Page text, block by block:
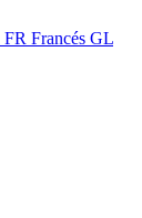
FR Francés GL